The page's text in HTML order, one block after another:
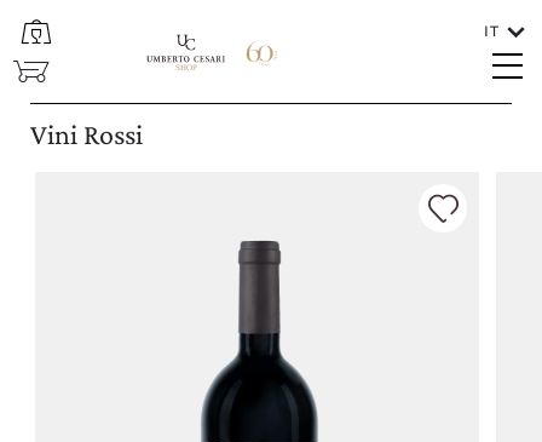
SHOP
IT
Lingue
ITALIANO
In che paese va spedito il vino?
CHIUDI
Vini Rossi